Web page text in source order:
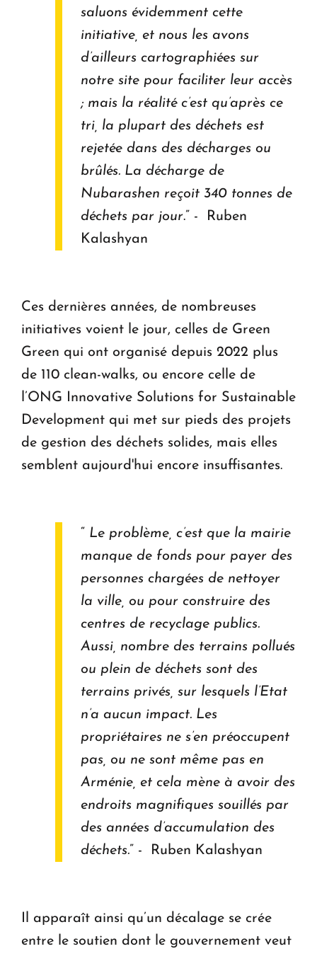
saluons évidemment cette
initiative, et nous les avons
d’ailleurs cartographiées sur
notre site pour faciliter leur accès
; mais la réalité c’est qu’après ce
tri, la plupart des déchets est
rejetée dans des décharges ou
brûlés. La décharge de
Nubarashen reçoit 340 tonnes de
déchets par jour.” - Ruben
Kalashyan
Ces dernières années, de nombreuses
initiatives voient le jour, celles de Green
Green qui ont organisé depuis 2022 plus
de 110 clean-walks, ou encore celle de
l’ONG Innovative Solutions for Sustainable
Development qui met sur pieds des projets
de gestion des déchets solides, mais elles
semblent aujourd'hui encore insuffisantes.
“ Le problème, c’est que la mairie
manque de fonds pour payer des
personnes chargées de nettoyer
la ville, ou pour construire des
centres de recyclage publics.
Aussi, nombre des terrains pollués
ou plein de déchets sont des
terrains privés, sur lesquels l’Etat
n’a aucun impact. Les
propriétaires ne s’en préoccupent
pas, ou ne sont même pas en
Arménie, et cela mène à avoir des
endroits magnifiques souillés par
des années d’accumulation des
déchets.” - Ruben Kalashyan
Il apparaît ainsi qu’un décalage se crée
entre le soutien dont le gouvernement veut